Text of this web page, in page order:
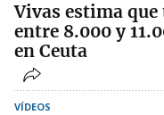
Vivas estima
entre 8.000 y
en Ceuta
VÍDEOS